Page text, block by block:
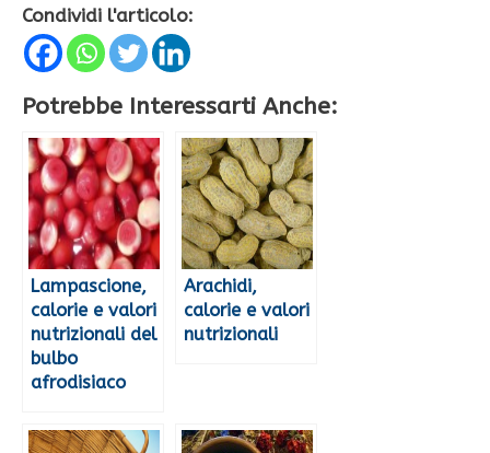
Condividi l'articolo:
Potrebbe Interessarti Anche:
Lampascione,
calorie e valori
nutrizionali del
bulbo
afrodisiaco
Arachidi,
calorie e valori
nutrizionali